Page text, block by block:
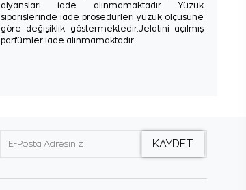
alyansları iade alınmamaktadır. Yüzük
siparişlerinde iade prosedürleri yüzük ölçüsüne
göre değişiklik göstermektedir.Jelatini açılmış
parfümler iade alınmamaktadır.